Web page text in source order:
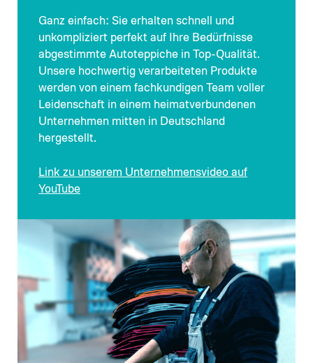
Ganz einfach: Sie erhalten schnell und
unkompliziert perfekt auf Ihre Bedürfnisse
abgestimmte Autoteppiche in Top-Qualität.
Unsere hochwertig verarbeiteten Produkte
werden von einem fachkundigen Team voller
Leidenschaft in einem heimatverbundenen
Unternehmen mitten in Deutschland
hergestellt.
Link zu unserem Unternehmensvideo auf
YouTube